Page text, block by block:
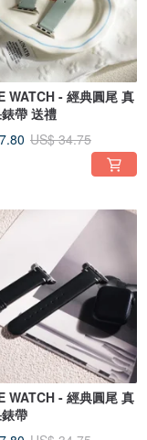
WATCH - 經典圓尾 真
帶 送禮
US$ 34.75
WATCH - 經典圓尾 真
帶